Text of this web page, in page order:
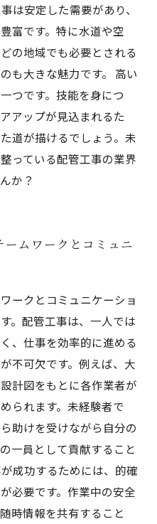
は安定した需要があり、
富です。特に水道や空
の地域でも必要とされる
も大きな魅力です。 高い
つです。技能を身につ
アップが見込まれるた
道が描けるでしょう。未
っている配管工事の業界
か？
ムワークとコミュニ
ークとコミュニケーショ
。配管工事は、一人では
、仕事を効率的に進める
不可欠です。例えば、大
計図をもとに各作業者が
られます。未経験者で
助けを受けながら自分の
一員として貢献すること
成功するためには、的確
必要です。作業中の安全
時情報を共有すること